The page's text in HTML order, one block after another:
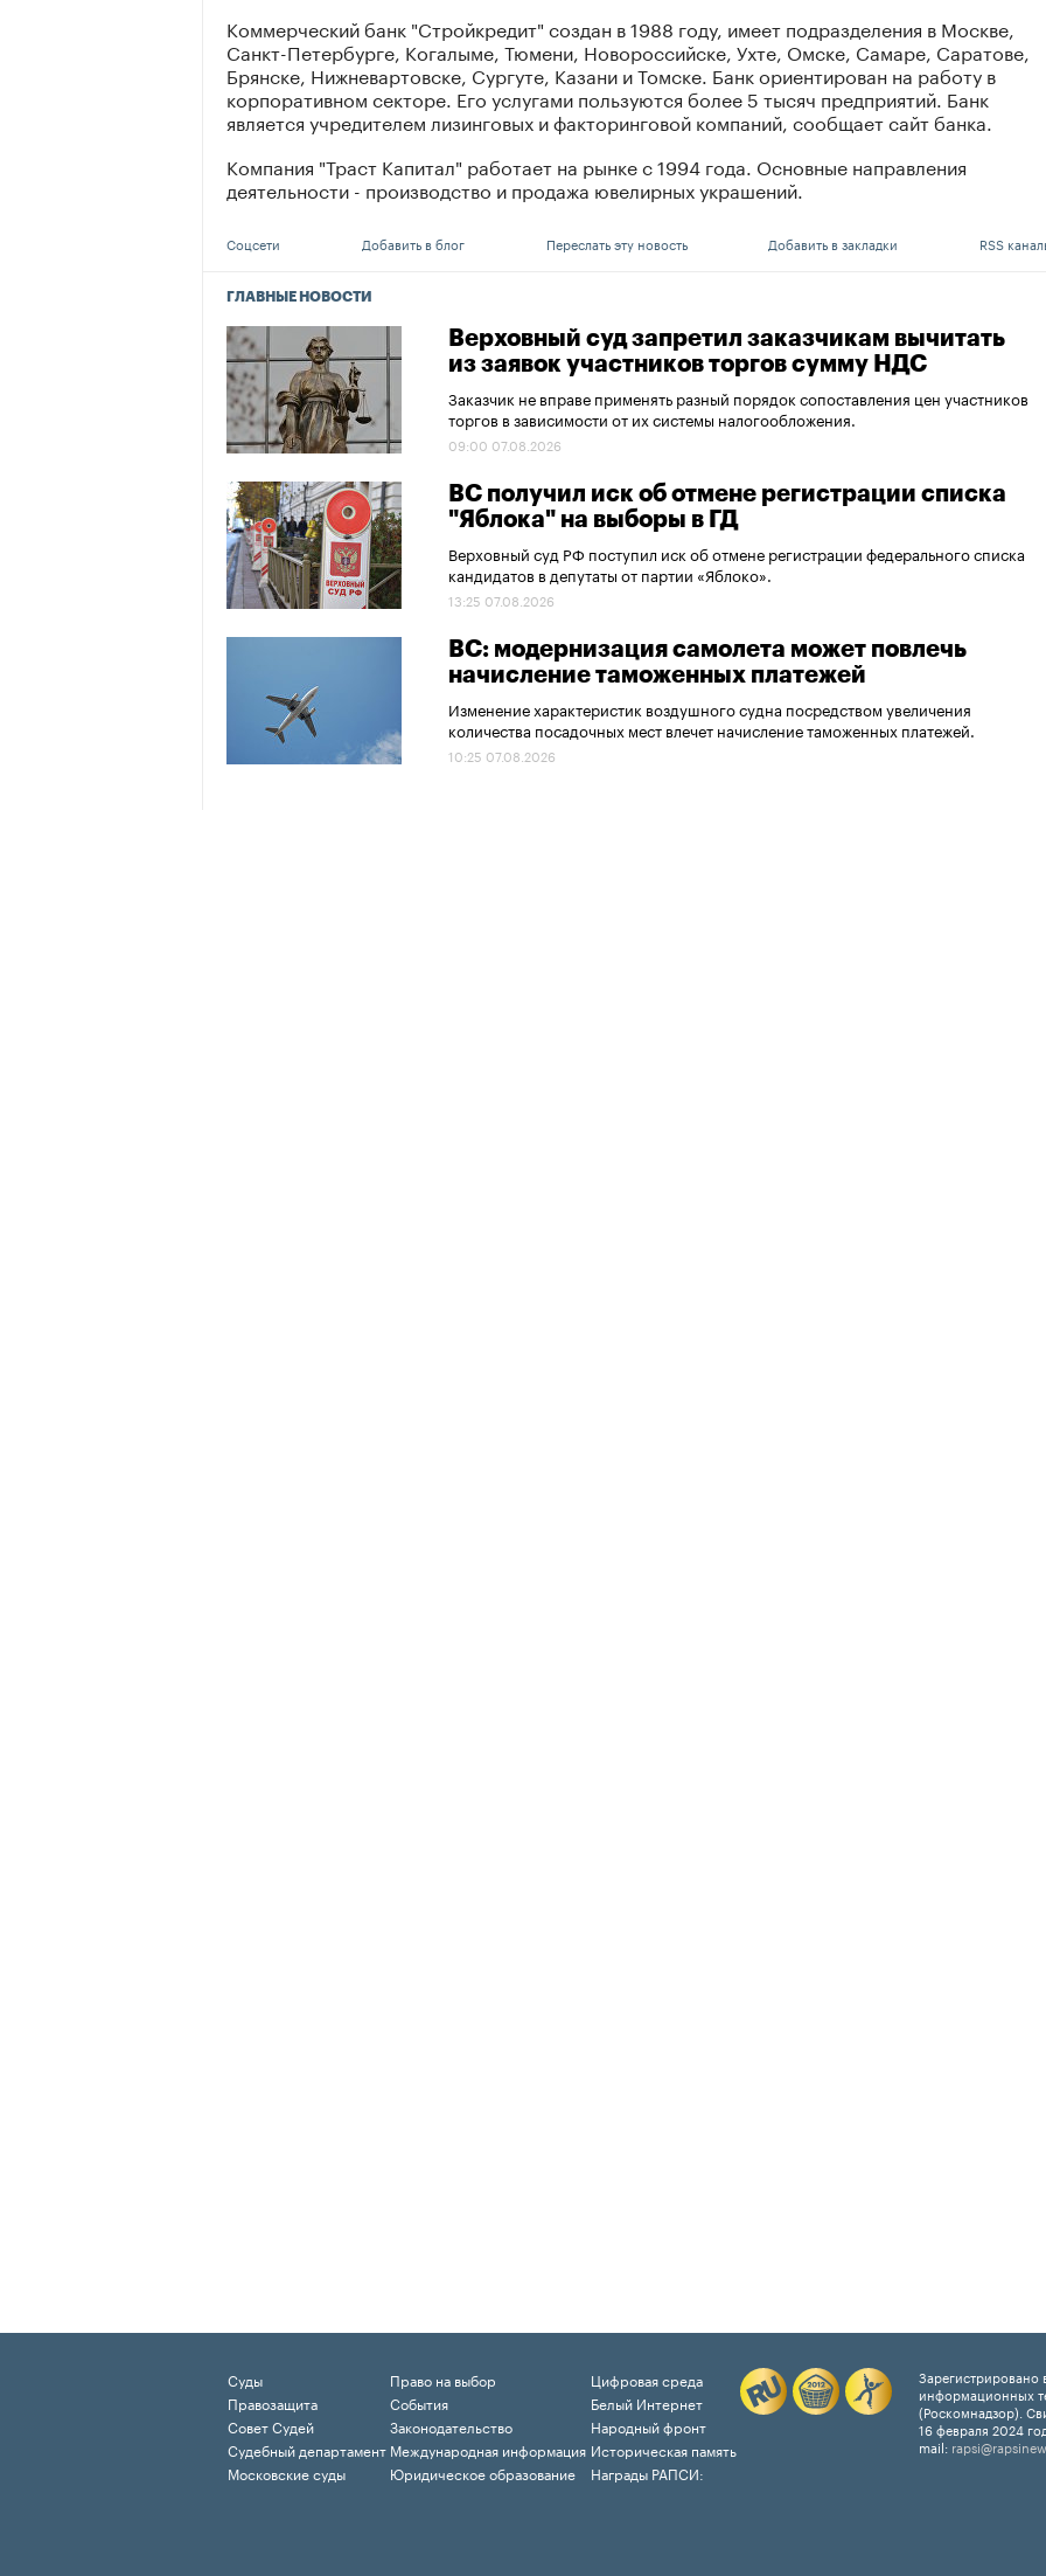
Коммерческий банк "Стройкредит" создан в 1988 году, имеет подразделения в Москве,
Санкт-Петербурге, Когалыме, Тюмени, Новороссийске, Ухте, Омске, Самаре, Саратове,
Брянске, Нижневартовске, Сургуте, Казани и Томске. Банк ориентирован на работу в
корпоративном секторе. Его услугами пользуются более 5 тысяч предприятий. Банк
является учредителем лизинговых и факторинговой компаний, сообщает сайт банка.
Компания "Траст Капитал" работает на рынке с 1994 года. Основные направления
деятельности - производство и продажа ювелирных украшений.
Соцсети Добавить в блог Переслать эту новость Добавить в закладки RSS
ГЛАВНЫЕ НОВОСТИ
Верховный суд запретил заказчикам вычитать
из заявок участников торгов сумму НДС
Заказчик не вправе применять разный порядок сопоставления цен участников
торгов в зависимости от их системы налогообложения.
09:00 07.08.2026
ВС получил иск об отмене регистрации списка
"Яблока" на выборы в ГД
Верховный суд РФ поступил иск об отмене регистрации федерального списка
кандидатов в депутаты от партии «Яблоко».
13:25 07.08.2026
ВС: модернизация самолета может повлечь
начисление таможенных платежей
Изменение характеристик воздушного судна посредством увеличения
количества посадочных мест влечет начисление таможенных платежей.
10:25 07.08.2026
Зарегистрировано
информационных
(Роскомнадзор).
16 февраля 2024
mail:
Суды
Правозащита
Совет Судей
Судебный департамент
Московские суды
Право на выбор
События
Законодательство
Международная информация
Юридическое образование
Цифровая среда
Белый Интернет
Народный фронт
Историческая память
Награды РАПСИ: